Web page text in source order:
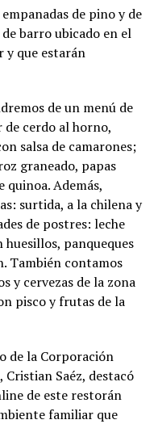
de pino y de
barro ubicado en el
y que estarán
de un menú de
cerdo al horno,
salsa de camarones;
graneado, papas
Además,
surtida, a la chilena y
de postres: leche
huesillos, panqueques
También contamos
y cervezas de la zona
pisco y frutas de la
de la Corporación
Saéz, destacó
de este restorán
familiar que